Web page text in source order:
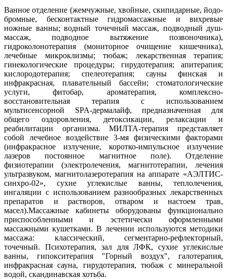
Ванное отделение (жемчужные, хвойные, скипидарные, йодо-
бромные, бесконтактные гидромассажные и вихревые
ножные ванны; водный точечный массаж, подводный душ-
массаж, подводное вытяжение позвоночника),
гидроколонотерапия (мониторное очищение кишечника),
лечебные микроклизмы; тюбаж; лекарственная терапия;
гинекологические процедуры; гирудотерапия; апитерапия;
кислородотерапия; спелеотерапия; сауны финская и
инфракрасная, плавательный бассейн; стоматологические
услуги, фитобар, ароматерапия, комплексно-
восстановительная терапия с использованием
мультисенсорной SPA-дермалайф, предназначенная для
общего оздоровления, детоксикации, релаксации и
реабилитации организма. МИЛТА-терапия представляет
собой лечебное воздействие 3-мя физическими факторами
(инфракрасное излучение, коротко-импульсное излучение
лазеров постоянное магнитное поле). Отделение
физиотерапии (электролечения, магнитотерапии, лечения
ультразвуком, магнитолазеротерапия на аппарате «АЭЛТИС-
синхро-02», сухие углекислые ванны, теплолечения,
ингаляции с использованием разнообразных лекарственных
препаратов и растворов, отваром и настоем трав,
масел).Массажные кабинеты оборудованы функционально
приспособленными и эстетически оформленными
массажными кушетками. В лечении используются методики
массажа: классический, сегментарно-рефлекторный,
точечный. Психотерапия, зал для ЛФК, сухие углекислые
ванны, гипокситерапия "Горный воздух", галотерапия,
инфракрасная сауна, гирудотерапия, тюбаж с минеральной
водой, скандинавская хотьба.